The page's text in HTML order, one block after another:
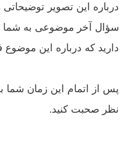
این تصویر توضیحاتی
که درباره این موضوع
از اتمام این زمان شما
صحبت کنید.